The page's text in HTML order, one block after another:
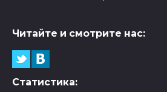
Читайте и смотрите нас:
Статистика: